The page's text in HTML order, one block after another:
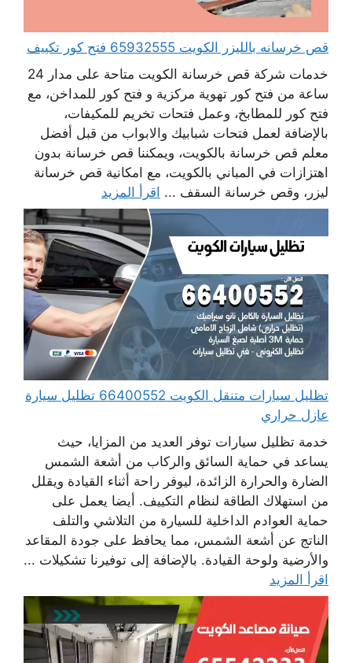
قص خرسانه بالليزر الكويت 65932555 فتح كور تكييف
خدمات شركة قص خرسانة الكويت متاحة على مدار 24
ساعة من فتح كور تهوية مركزية و فتح كور للمداخن، مع
فتح كور للمطابخ، وعمل فتحات تخريم للمكيفات،
بالإضافة لعمل فتحات شبابيك والابواب من قبل أفضل
معلم قص خرسانة بالكويت، ويمكننا قص خرسانة بدون
اهتزازات في المباني بالكويت، مع امكانية قص خرسانة
ليزر، وقص خرسانة السقف ... اقرأ المزيد
تظليل سيارات متنقل الكويت 66400552 تظليل سيارة
عازل حراري
خدمة تظليل سيارات توفر العديد من المزايا، حيث
يساعد في حماية السائق والركاب من أشعة الشمس
الضارة والحرارة الزائدة، ليوفر راحة أثناء القيادة ويقلل
من استهلاك الطاقة لنظام التكييف. أيضا يعمل على
حماية العوادم الداخلية للسيارة من التلاشي والتلف
الناتج عن أشعة الشمس، مما يحافظ على جودة المقاعد
والأرضية ولوحة القيادة. بالإضافة إلى توفيرنا تشكيلات ...
اقرأ المزيد